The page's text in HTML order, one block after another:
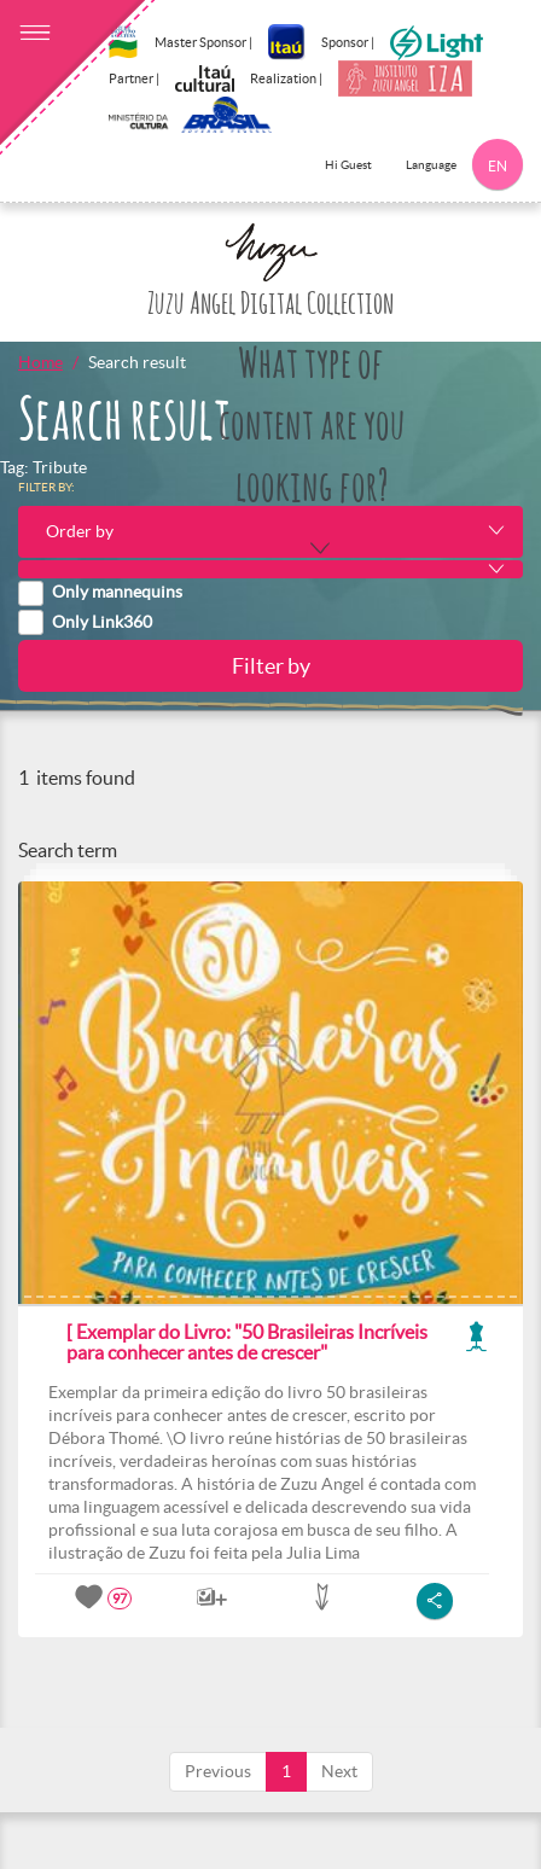
Master Sponsor | Sponsor |
Partner | Realization |
Hi Guest Language EN
Zuzu Angel Digital Collection
What type of
content are you
looking for?
Home Search result
Search result
Tag: Tribute
FILTER BY:
Order by
Only mannequins
Only Link360
1 items found
Search term
[ Exemplar do Livro: "50 Brasileiras Incríveis
para conhecer antes de crescer"
Exemplar da primeira edição do livro 50 brasileiras
incríveis para conhecer antes de crescer, escrito por
Débora Thomé. \O livro reúne histórias de 50 brasileiras
incríveis, verdadeiras heroínas com suas histórias
transformadoras. A história de Zuzu Angel é contada com
uma linguagem acessível e delicada descrevendo sua vida
profissional e sua luta corajosa em busca de seu filho. A
ilustração de Zuzu foi feita pela Julia Lima
97
Previous 1 Next